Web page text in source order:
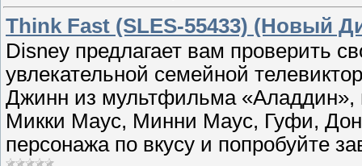
Think Fast (SLES-55433) (Новый
Disney предлагает вам проверить
увлекательной семейной
Джинн из мультфильма «Аладдин»,
Микки Маус, Минни Маус, Гуфи,
персонажа по вкусу и попробуйте